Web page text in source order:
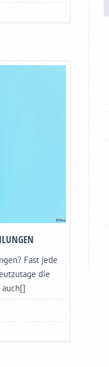
Fast jede
die
auch[]